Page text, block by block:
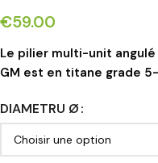
€59.00
Le pilier multi-unit angulé
GM est en titane grade
DIAMETRU Ø